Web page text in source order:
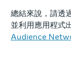
總結來說，請透
並利用應用程式
Audience